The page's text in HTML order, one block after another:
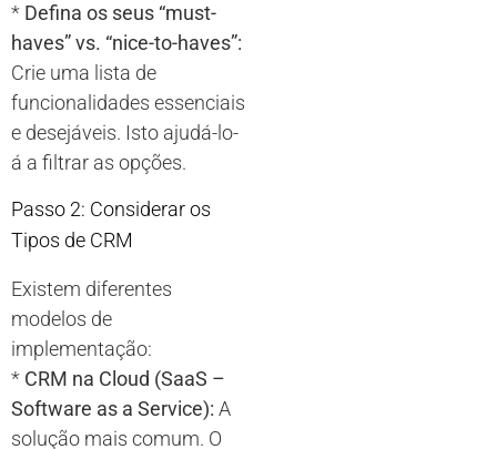
* Defina os seus “must-
haves” vs. “nice-to-haves”:
Crie uma lista de
funcionalidades essenciais
e desejáveis. Isto ajudá-lo-
á a filtrar as opções.
Passo 2: Considerar os
Tipos de CRM
Existem diferentes
modelos de
implementação:
* CRM na Cloud (SaaS –
Software as a Service): A
solução mais comum. O